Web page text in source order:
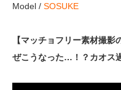
Model / SOSUKE
【マッチョフリー素材撮
ぜこうなった…！？カオス